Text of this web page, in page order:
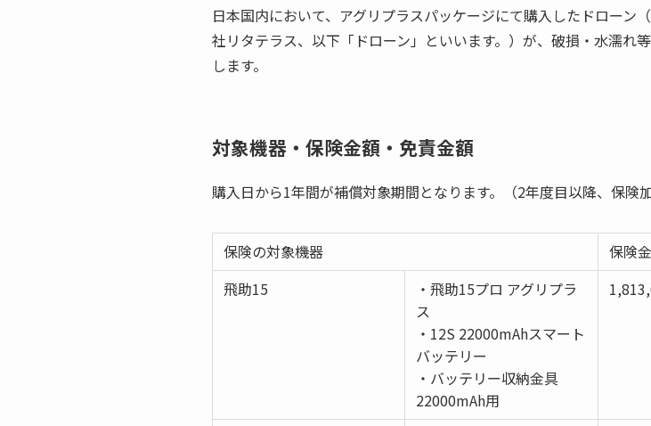
日本国内において、アグリプラスパッケージにて購入したドローン
社リタテラス、以下「ドローン」といいます。）が、破損・水濡れ
します。
対象機器・保険金額・免責金額
購入日から1年間が補償対象期間となります。（2年度目以降、保険
保険の対象機器 保険
飛助15
・飛助15プロ アグリプラ
ス
・12S 22000mAhスマート
バッテリー
・バッテリー収納金具
22000mAh用